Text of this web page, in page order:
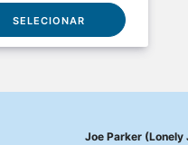
SELECIONAR
Joe Parker (Lonely